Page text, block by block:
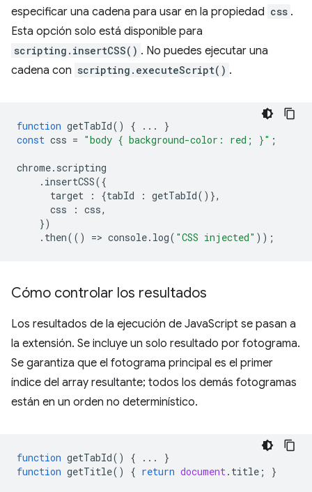
especificar una cadena para usar en la propiedad css .
Esta opción solo está disponible para
scripting.insertCSS() . No puedes ejecutar una
cadena con scripting.executeScript() .
function getTabId() { ...
}
const css = "body { background-color: red; }" ;
chrome. scripting
. insertCSS({
target
: {tabId : getTabId()},
css
: css,
})
. then(() => console. log( "CSS injected" ));
Cómo controlar los resultados
Los resultados de la ejecución de JavaScript se pasan a
la extensión. Se incluye un solo resultado por fotograma.
Se garantiza que el fotograma principal es el primer
índice del array resultante; todos los demás fotogramas
están en un orden no determinístico.
function getTabId() { ...
}
function getTitle() { return document. title ; }